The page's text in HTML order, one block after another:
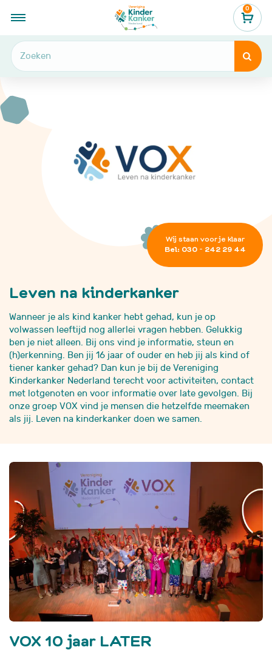
0

Wij staan voor je klaar
Bel: 030 - 242 29 44
Leven na kinderkanker
Wanneer je als kind kanker hebt gehad, kun je op
volwassen leeftijd nog allerlei vragen hebben. Gelukkig
ben je niet alleen. Bij ons vind je informatie, steun en
(h)erkenning. Ben jij 16 jaar of ouder en heb jij als kind of
tiener kanker gehad? Dan kun je bij de Vereniging
Kinderkanker Nederland terecht voor activiteiten, contact
met lotgenoten en voor informatie over late gevolgen. Bij
onze groep VOX vind je mensen die hetzelfde meemaken
als jij. Leven na kinderkanker doen we samen.
VOX 10 jaar LATER